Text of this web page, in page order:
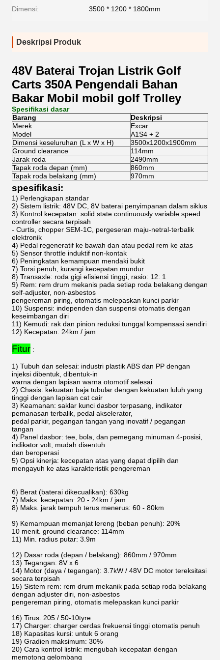
Dimensi: 3500 * 1200 * 1800mm
Deskripsi Produk
48V Baterai Trojan Listrik Golf
Carts 350A Pengendali Bahan
Bakar Mobil mobil golf Trolley
Spesifikasi dasar
Barang
Deskripsi
Merek
Excar
Model
A1S4 + 2
Dimensi keseluruhan (L x W x H)
3500x1200x1900mm
Ground clearance
114mm
Jarak roda
2490mm
Tapak roda depan (mm)
860mm
Tapak roda belakang (mm)
970mm
spesifikasi:
1) Perlengkapan standar
2) Sistem listrik: 48V DC, 8V baterai penyimpanan dalam siklus
3) Kontrol kecepatan: solid state continuously variable speed
controller secara terpisah
- Curtis, chopper SEM-1C, pergeseran maju-netral-terbalik
elektronik
4) Pedal regeneratif ke bawah dan atau pedal rem ke atas
5) Sensor throttle induktif non-kontak
6) Peningkatan kemampuan mendaki bukit
7) Torsi penuh, kurangi kecepatan mundur
8) Transaxle: roda gigi efisiensi tinggi, rasio: 12: 1
9) Rem: rem drum mekanis pada setiap roda belakang dengan
self-adjuster, non-asbestos
pengereman piring, otomatis melepaskan kunci parkir
10) Suspensi: independen dan suspensi otomatis dengan
keseimbangan diri
11) Kemudi: rak dan pinion reduksi tunggal kompensasi sendiri
12) Kecepatan: 24km / jam
Fitur :
1) Tubuh dan selesai: industri plastik ABS dan PP dengan
injeksi dibentuk, dibentuk-in
warna dengan lapisan warna otomotif selesai
2) Chasis: kekuatan baja tubular dengan kekuatan luluh yang
tinggi dengan lapisan cat cair
3) Keamanan: saklar kunci dasbor terpasang, indikator
pemanasan terbalik, pedal akselerator,
pedal parkir, pegangan tangan yang inovatif / pegangan
tangan
4) Panel dasbor: tee, bola, dan pemegang minuman 4-posisi,
indikator volt, mudah disentuh
dan beroperasi
5) Opsi kinerja: kecepatan atas yang dapat dipilih dan
mengayuh ke atas karakteristik pengereman
6) Berat (baterai dikecualikan): 630kg
7) Maks. kecepatan: 20 - 24km / jam
8) Maks. jarak tempuh terus menerus: 60 - 80km
9) Kemampuan memanjat lereng (beban penuh): 20%
10 menit. ground clearance: 114mm
11) Min. radius putar: 3.9m
12) Dasar roda (depan / belakang): 860mm / 970mm
13) Tegangan: 8V x 6
14) Motor (daya / tegangan): 3.7kW / 48V DC motor tereksitasi
secara terpisah
15) Sistem rem: rem drum mekanik pada setiap roda belakang
dengan adjuster diri, non-asbestos
pengereman piring, otomatis melepaskan kunci parkir
16) Tirus: 205 / 50-10tyre
17) Charger: charger cerdas frekuensi tinggi otomatis penuh
18) Kapasitas kursi: untuk 6 orang
19) Gradien maksimum: 30%
20) Cara kontrol listrik: mengubah kecepatan dengan
memotong gelombang